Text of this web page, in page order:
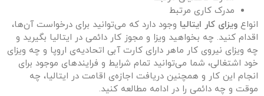
مدرک کاری مرتبط
انواع ویزای کار ایتالیا وجود دارد که می‌توانید برای درخواست آن‌ها،
اقدام کنید. چه بخواهید ویزا و مجوز کار دائمی در ایتالیا بگیرید و
چه ویزای نیروی کار ماهر دارای کارت آبی اتحادیه‌ی اروپا و چه ویزای
خود اشتغالی، شما می‌توانید تمام شرایط و فرایندهای موجود برای
انجام این کار و همچنین دریافت اجازه‌ی اقامت در ایتالیا، چه
موقت و چه دائمی را در ادامه مطالعه کنید.